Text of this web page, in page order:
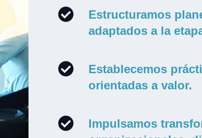
Estructuramos
adaptados a la
Establecemos
orientadas a valor.
Impulsamos